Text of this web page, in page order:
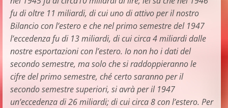
fu di oltre 11 miliardi, di cui uno di attivo per il nostro
Bilancio con l’estero e che nel primo semestre del 1947
l’eccedenza fu di 13 miliardi, di cui circa 4 miliardi dalle
nostre esportazioni con l’estero. Io non ho i dati del
secondo semestre, ma solo che si raddoppieranno le
cifre del primo semestre, ché certo saranno per il
secondo semestre superiori, si avrà per il 1947
un’eccedenza di 26 miliardi; di cui circa 8 con l’estero. Per